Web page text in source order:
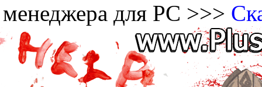
менеджера для PC >>>